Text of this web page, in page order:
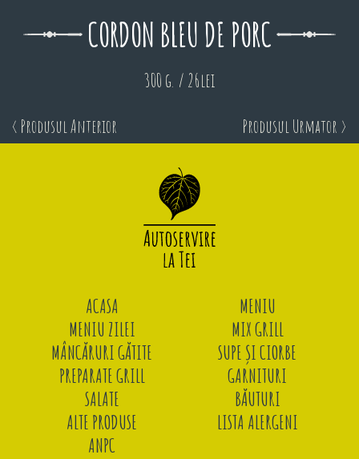
CORDON BLEU DE PORC
300 g. / 26lei
< Produsul Anterior Produsul Urmator >
ACASA
MENIU
MENIU ZILEI
MIX GRILL
MÂNCĂRURI GĂTITE
SUPE ȘI CIORBE
PREPARATE GRILL
GARNITURI
SALATE
BĂUTURI
ALTE PRODUSE
LISTA ALERGENI
ANPC